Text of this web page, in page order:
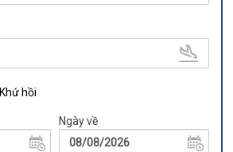
Khứ hồi
Ngày về